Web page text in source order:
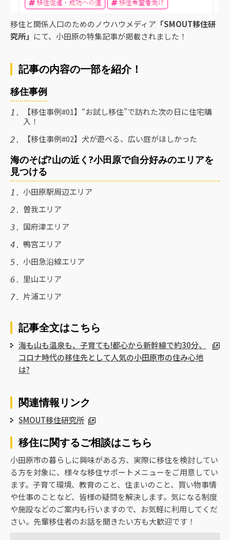
移住と関係人口のためのノウハウメディア 「SMOUT移住研
究所」 にて、小田原の特集記事が掲載されました！
記事の内容の一部を紹介！
移住事例
【移住事例#01】“お試し移住”で訪れた次の日に住宅購
入！
【移住事例#02】犬が遊べる、広い庭がほしかった
海のそば?山の近く?小田原で自分好みのエリアを
見つける
小田原駅周辺エリア
曽我エリア
国府津エリア
鴨宮エリア
小田急沿線エリア
里山エリア
片浦エリア
記事全文はこちら
海も山も温泉も、子育ても!都心から新幹線で約30分、
コロナ時代の移住先として人気の小田原市の住み心地
は?
関連情報リンク
SMOUT移住研究所
移住に関するご相談はこちら
小田原市の暮らしに興味がある方、実際に移住を検討してい
る方を対象に、様々な移住サポートメニューをご用意してい
ます。子育て環境、教育のこと、住まいのこと、買い物事情
や仕事のことなど、皆様の疑問を解決します。気になる制度
や施設などのご案内も行いますので、お気軽に利用してくだ
さい。先輩移住者のお話を聞きたい方も大歓迎です！